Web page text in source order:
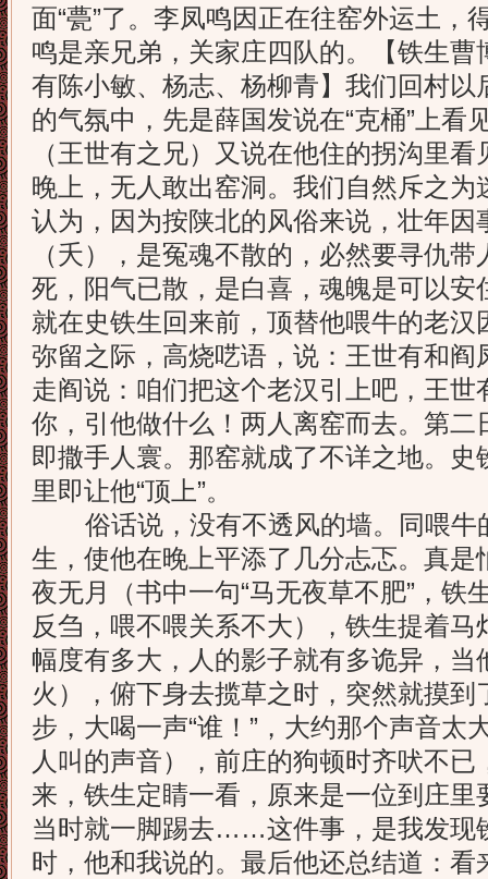
面“甍”了。李凤鸣因正在往窑外运土，
鸣是亲兄弟，关家庄四队的。【铁生
有陈小敏、杨志、杨柳青】我们回村以
的气氛中，先是薛国发说在“克桶”上看
（王世有之兄）又说在他住的拐沟里
晚上，无人敢出窑洞。我们自然斥之
认为，因为按陕北的风俗来说，壮年因
（夭），是冤魂不散的，必然要寻仇
死，阳气已散，是白喜，魂魄是可以安
就在史铁生回来前，顶替他喂牛的老汉
弥留之际，高烧呓语，说：王世有和阎
走阎说：咱们把这个老汉引上吧，王世
你，引他做什么！两人离窑而去。第二
即撒手人寰。那窑就成了不详之地。
里即让他“顶上”。
俗话说，没有不透风的墙。同喂牛
生，使他在晚上平添了几分忐忑。真是
夜无月（书中一句“马无夜草不肥”，铁
反刍，喂不喂关系不大），铁生提着
幅度有多大，人的影子就有多诡异，当
火），俯下身去揽草之时，突然就摸到
步，大喝一声“谁！”，大约那个声音太
人叫的声音），前庄的狗顿时齐吠不
来，铁生定睛一看，原来是一位到庄里
当时就一脚踢去……这件事，是我发现
时，他和我说的。最后他还总结道：看